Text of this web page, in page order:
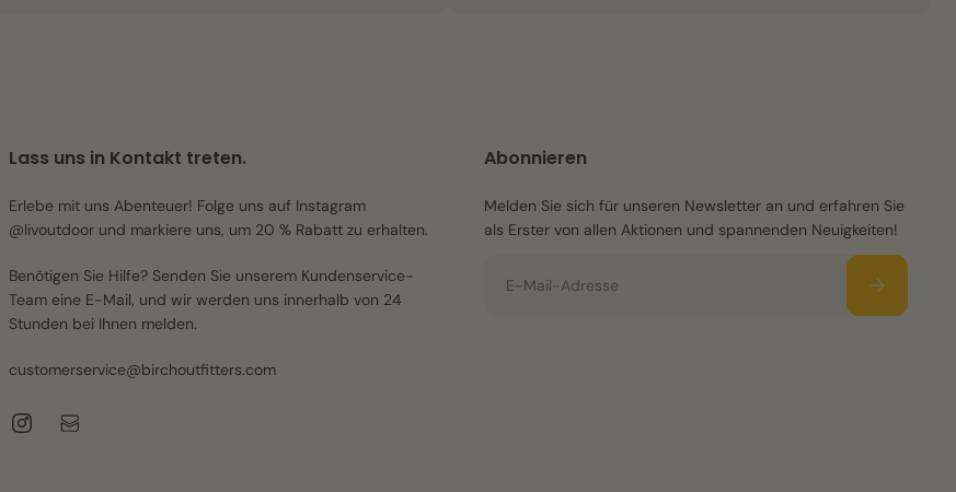
Lass uns in Kontakt treten.
Erlebe mit uns Abenteuer! Folge uns auf Instagram
@livoutdoor und markiere uns, um 20 % Rabatt zu erhalten.
Benötigen Sie Hilfe? Senden Sie unserem Kundenservice-
Team eine E-Mail, und wir werden uns innerhalb von 24
Stunden bei Ihnen melden.
customerservice@birchoutfitters.com
Abonnieren
Melden Sie sich für unseren Newsletter an und erfahren Sie
als Erster von allen Aktionen und spannenden Neuigkeiten!